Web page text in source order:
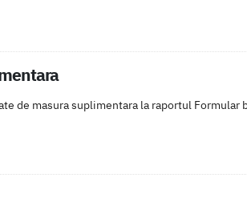
de masura suplimentara la raportul Formular